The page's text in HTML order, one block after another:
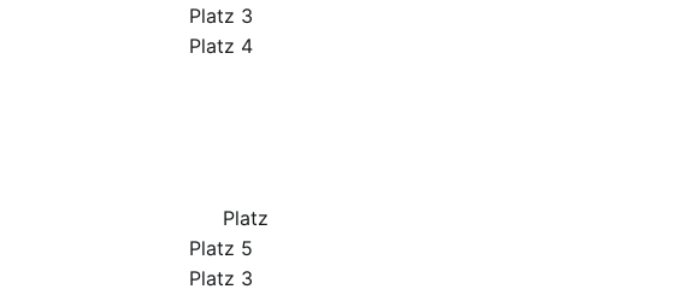
Platz 3
Platz 4
Platz
Platz 5
Platz 3